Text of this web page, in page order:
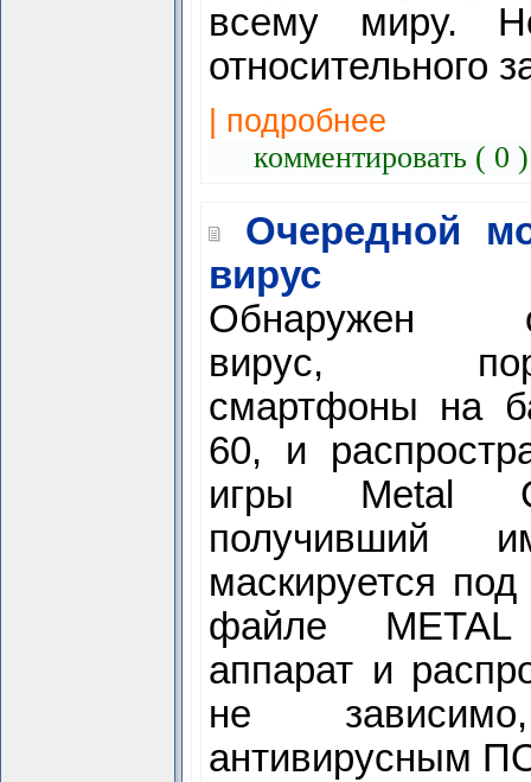
всему миру.
относительного
| подробнее
комментировать ( 0
Очередной
вирус
Обнаружен
вирус,
смартфоны на
60, и
игры Metal
получивший
маскируется
файле
аппарат и
не
антивирусным